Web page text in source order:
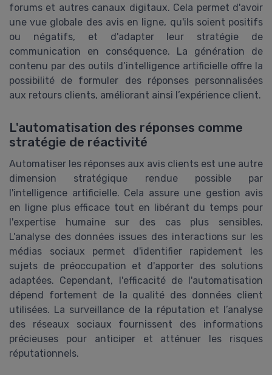
forums et autres canaux digitaux. Cela permet d'avoir
une vue globale des avis en ligne, qu'ils soient positifs
ou négatifs, et d'adapter leur stratégie de
communication en conséquence. La génération de
contenu par des outils d’intelligence artificielle offre la
possibilité de formuler des réponses personnalisées
aux retours clients, améliorant ainsi l’expérience client.
L'automatisation des réponses comme
stratégie de réactivité
Automatiser les réponses aux avis clients est une autre
dimension stratégique rendue possible par
l'intelligence artificielle. Cela assure une gestion avis
en ligne plus efficace tout en libérant du temps pour
l'expertise humaine sur des cas plus sensibles.
L'analyse des données issues des interactions sur les
médias sociaux permet d'identifier rapidement les
sujets de préoccupation et d'apporter des solutions
adaptées. Cependant, l'efficacité de l'automatisation
dépend fortement de la qualité des données client
utilisées. La surveillance de la réputation et l’analyse
des réseaux sociaux fournissent des informations
précieuses pour anticiper et atténuer les risques
réputationnels.